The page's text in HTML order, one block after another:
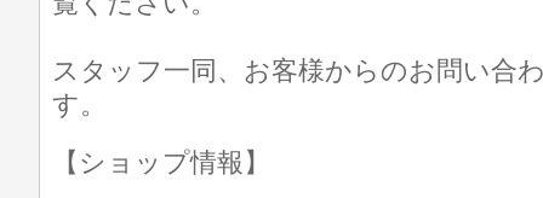
スタッフ一同、お客様からのお問い合
す。
【ショップ情報】